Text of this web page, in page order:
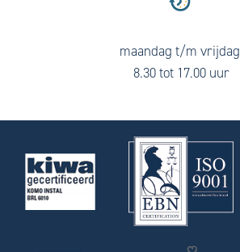
maandag t/m vrijdag
8.30 tot 17.00 uur